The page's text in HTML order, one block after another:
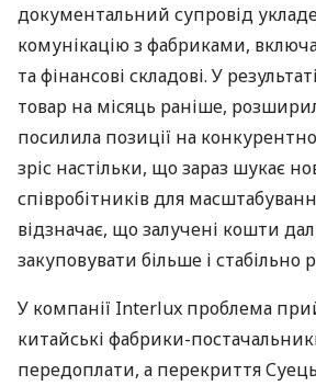
документальний супровід
комунікацію з фабриками,
та фінансові складові. У
товар на місяць раніше,
посилила позиції на
зріс настільки, що зараз шукає
співробітників для
відзначає, що залучені кошти
закуповувати більше і стабільно
У компанії Interlux проблема
китайські фабрики-
передоплати, а перекриття